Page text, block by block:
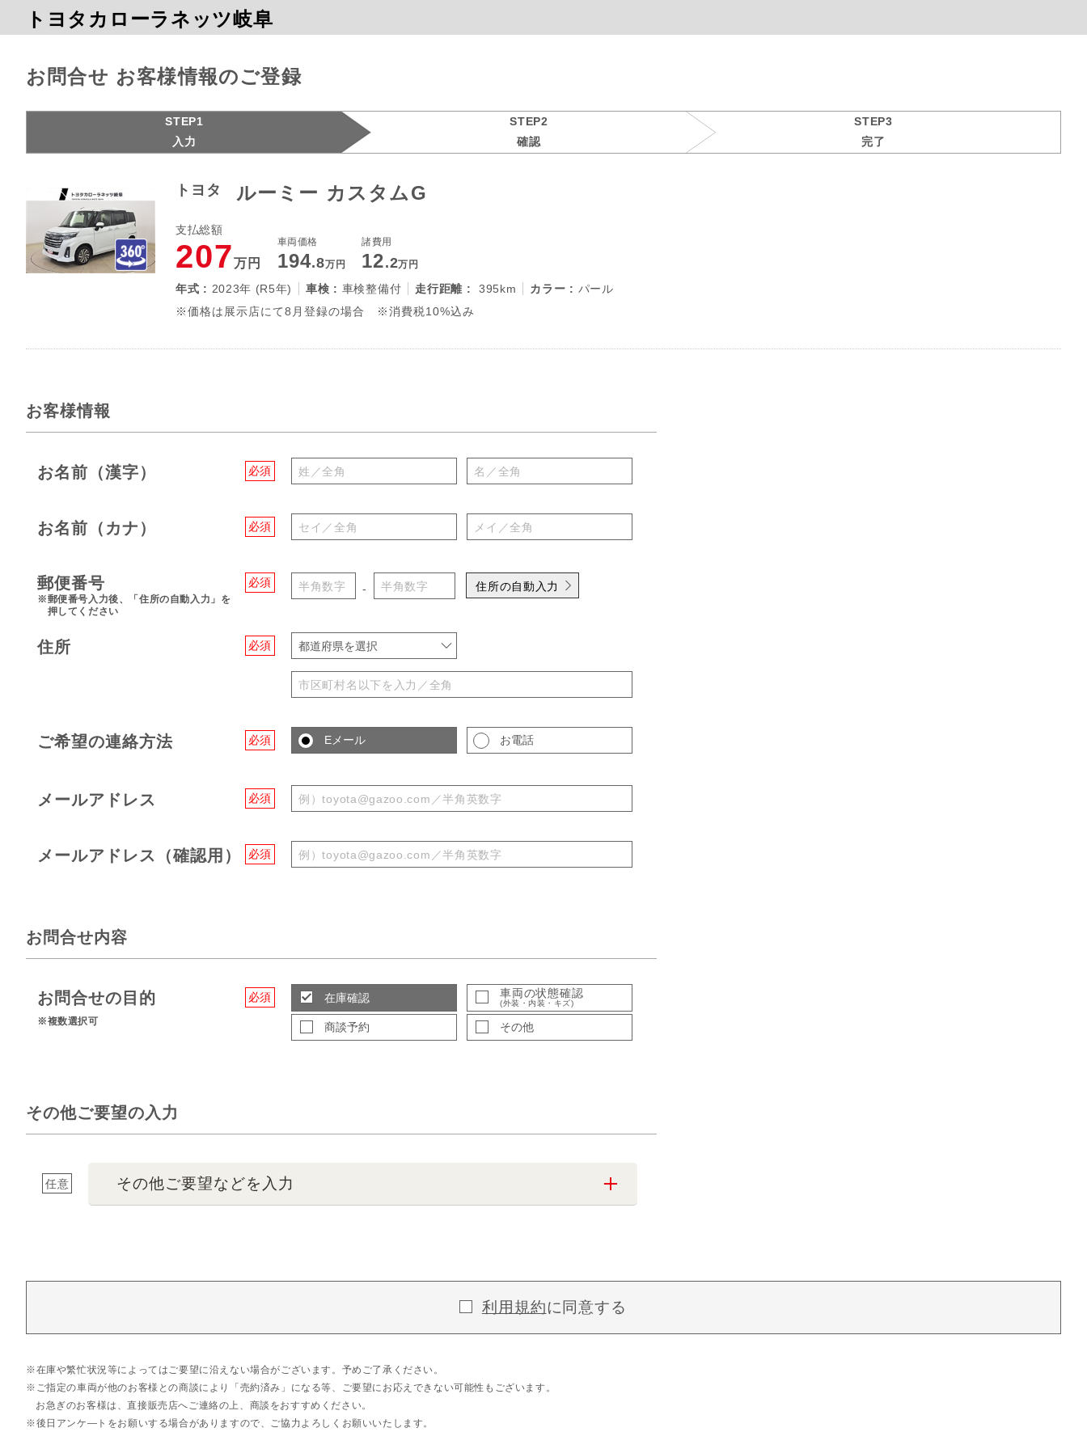
トヨタカローラネッツ岐阜
お問合せ お客様情報のご登録
STEP1
入力
STEP2
確認
STEP3
完了
トヨタ ルーミー カスタムG
支払総額
207万円
車両価格
194.8万円
諸費用
12.2万円
年式 : 2023年 (R5年) 車検 : 車検整備付 走行距離 : 395km カラー : パール
※価格は展示店にて8月登録の場合 ※消費税10%込み
お客様情報
必須
お名前（漢字）
必須
お名前（カナ）
必須
郵便番号
※郵便番号入力後、「住所の自動入力」を
押してください
- 住所の自動入力
必須
住所 都道府県を選択
必須
ご希望の連絡方法 Eメール お電話
必須
メールアドレス
必須
メールアドレス（確認用）
お問合せ内容
必須
お問合せの目的
※複数選択可
在庫確認 車両の状態確認
(外装・内装・キズ)
商談予約 その他
その他ご要望の入力
任意 その他ご要望などを入力
利用規約に同意する
在庫や繁忙状況等によってはご要望に沿えない場合がございます。予めご了承ください。
ご指定の車両が他のお客様との商談により「売約済み」になる等、ご要望にお応えできない可能性もございます。
お急ぎのお客様は、直接販売店へご連絡の上、商談をおすすめください。
後日アンケ―トをお願いする場合がありますので、ご協力よろしくお願いいたします。